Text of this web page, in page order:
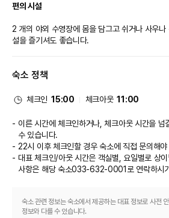
* 객실 타올은 반입이 불가하며, 타올이 필요 한
[키즈락]
* 투숙객 무료
* 36개월 이상~미취학 아동까지 입장 가능합니다.
다.
※ 부대업장 운영시간 및 요금은 현장 상황에 따라
편의 시설
2 개의 야외 수영장에 몸을 담그고 쉬거나 사우나
설을 즐기셔도 좋습니다.
크 등이 있습니다. 시설 내에서 무료 셀프 주차 이
숙소 정책
체크인 15:00 체크아웃 11:00
이른 시간에 체크인하거나, 체크아웃 시간을 넘
수 있습니다.
22시 이후 체크인할 경우 숙소에 직접 문의해
대표 체크인/아웃 시간은 객실별, 요일별로 상
사항은 해당 숙소033-632-0001 로 연락하시
숙소 관련 정보는 숙소에서 제공하는 대표 정보로 사전
정보와 다를 수 있습니다.